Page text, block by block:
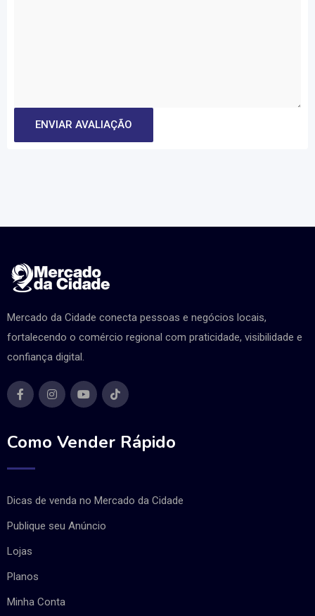
Mercado da Cidade conecta pessoas e negócios locais,
fortalecendo o comércio regional com praticidade, visibilidade e
confiança digital.
Como Vender Rápido
Dicas de venda no Mercado da Cidade
Publique seu Anúncio
Lojas
Planos
Minha Conta